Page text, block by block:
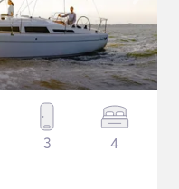
3 4